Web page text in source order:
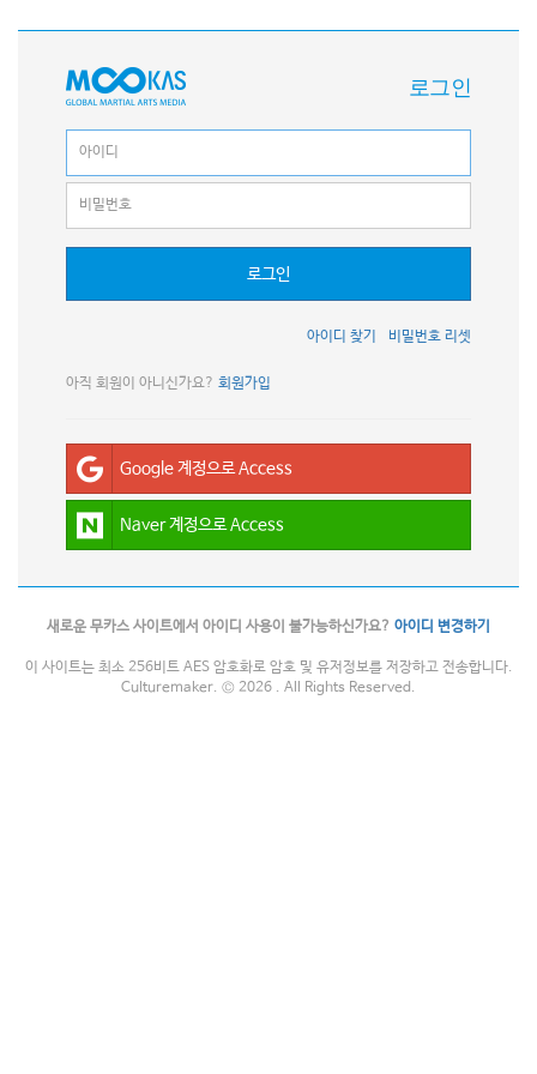
로그인
로그인
비밀번호 리셋
아이디 찾기
아직 회원이 아니신가요? 회원가입
Google 계정으로 Access
Naver 계정으로 Access
새로운 무카스 사이트에서 아이디 사용이 불가능하신가요? 아이디 변경하기
이 사이트는 최소 256비트 AES 암호화로 암호 및 유저정보를 저장하고 전송합니다.
Culturemaker. © 2026 . All Rights Reserved.